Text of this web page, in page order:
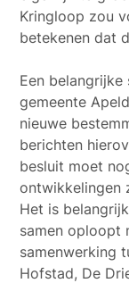
Kringloop zou
betekenen dat
Een
gemeente
nieuwe
berichten
besluit moet
ontwikkelingen
Het is
samen oploopt
samenwerking
Hofstad, De